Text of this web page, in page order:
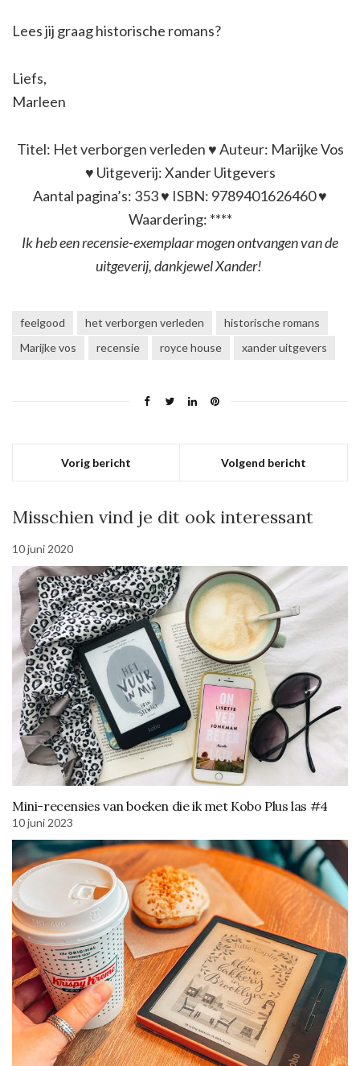
Lees jij graag historische romans?
Liefs,
Marleen
Titel: Het verborgen verleden ♥ Auteur: Marijke Vos
♥ Uitgeverij: Xander Uitgevers
Aantal pagina’s: 353 ♥ ISBN: 9789401626460 ♥
Waardering: ****
Ik heb een recensie-exemplaar mogen ontvangen van de
uitgeverij, dankjewel Xander!
feelgood het verborgen verleden
historische romans
Marijke vos
recensie royce house xander uitgevers
Vorig bericht Volgend bericht
Misschien vind je dit ook interessant
10 juni 2020
Mini-recensies van boeken die ik met Kobo Plus las #4
10 juni 2023